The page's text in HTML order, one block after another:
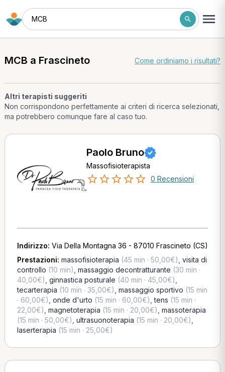
MCB
MCB a Frascineto Come ordiniamo i risultati?
Altri terapisti suggeriti
Non corrispondono perfettamente ai criteri di ricerca selezionati,
ma potrebbero comunque fare al caso tuo.
Paolo Bruno
Massofisioterapista
0 Recensioni
Indirizzo: Via Della Montagna 36 - 87010 Frascineto (CS)
Prestazioni: massofisioterapia (45 min · 50,00€) visita di
controllo (10 min) massaggio decontratturante (30 min ·
40,00€) ginnastica posturale (40 min · 45,00€)
tecarterapia (10 min · 35,00€) massaggio sportivo (15 min
· 60,00€) onde d'urto (15 min · 60,00€) ,tens (15 min ·
22,00€) magnetoterapia (15 min · 20,00€) massoterapia
(15 min · 50,00€) ultrasuonoterapia (15 min · 20,00€)
laserterapia (15 min · 25,00€)